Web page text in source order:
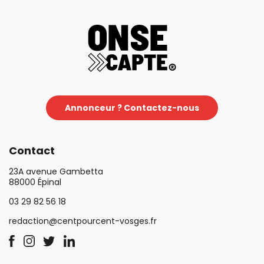
Annonceur ? Contactez-nous
Contact
23A avenue Gambetta
88000 Épinal
03 29 82 56 18
redaction@centpourcent-vosges.fr